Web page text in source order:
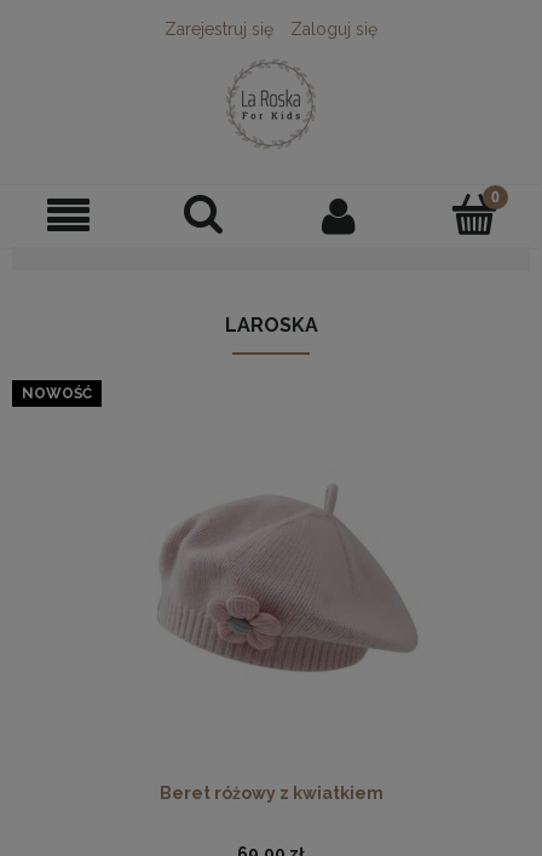
Zarejestruj się Zaloguj się
LAROSKA
Beret różowy z kwiatkiem
NOWOŚĆ